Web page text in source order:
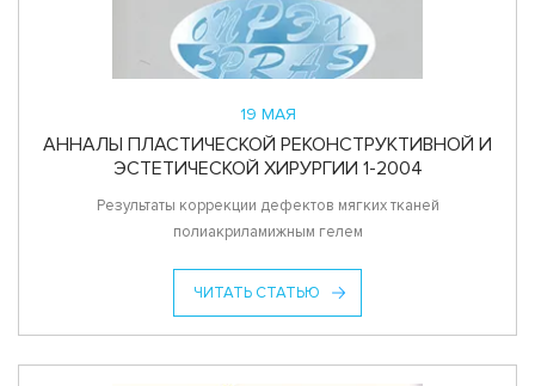
19 МАЯ
АННАЛЫ ПЛАСТИЧЕСКОЙ РЕКОНСТРУКТИВНОЙ И
ЭСТЕТИЧЕСКОЙ ХИРУРГИИ 1-2004
Результаты коррекции дефектов мягких тканей
полиакриламижным гелем
ЧИТАТЬ СТАТЬЮ